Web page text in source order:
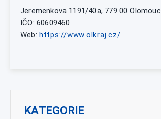
Jeremenkova 1191/40a, 779 00 Olomouc
IČO: 60609460
Web: https://www.olkraj.cz/
KATEGORIE